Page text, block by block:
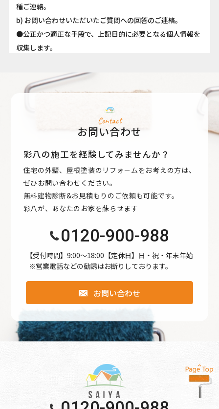
種ご連絡。
b) お問い合わせいただいたご質問への回答のご連絡。
●公正かつ適正な手段で、上記目的に必要となる個人情報を
収集します。
●取得した個人情報は、ご本人の同意なしに上記利用目的以
●情報が漏洩しないよう対策を講じ、従業員だけでなく委託
人の同意を得ずに第三者に情報を提供しません。
●ご本人からの求めに応じ、当該ご本人の個人情報を開示し
ます。
●公開された個人情報が事実と異なる場合、訂正や削除に応
じます。
●本個人情報保護方針は、当サイト内で適用されるもので
より良いサービスの提供、またユーザビリティの向上のた
め、Googleアナリティクスを使用し、当サイトの利用状況
「Cookie」を通じて、Googleがお客様のIPアドレスなどの
情報を収集する場合がありますが、「Cookie」で収集され
る情報は個人を特定できるものではありません。
収集されたデータはGoogleのプライバシーポリシーにおい
Contact
お問い合わせ
彩八の施工を経験してみませんか？
住宅の外壁、屋根塗装のリフォ－ムをお考えの方は、
ぜひお問い合わせください。
無料建物診断&お見積もりのご依頼も可能です。
彩八が、あなたのお家を蘇らせます
0120-900-988
【受付時間】9:00〜18:00【定休日】日・祝・年末年始
※営業電話などの勧誘はお断りしております。
お問い合わせ